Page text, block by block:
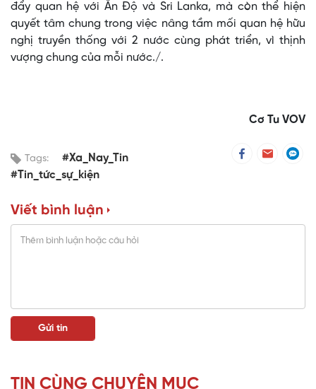
đẩy quan hệ với Ấn Độ và Sri Lanka, mà còn thể hiện
quyết tâm chung trong việc nâng tầm mối quan hệ hữu
nghị truyền thống với 2 nước cùng phát triển, vì thịnh
vượng chung của mỗi nước./.
Cơ Tu VOV
Tags:
#Xa_Nay_Tin
#Tin_tức_sự_kiện
Viết bình luận
TIN CÙNG CHUYÊN MỤC